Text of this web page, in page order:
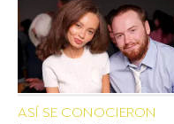
ASÍ SE CONOCIERON